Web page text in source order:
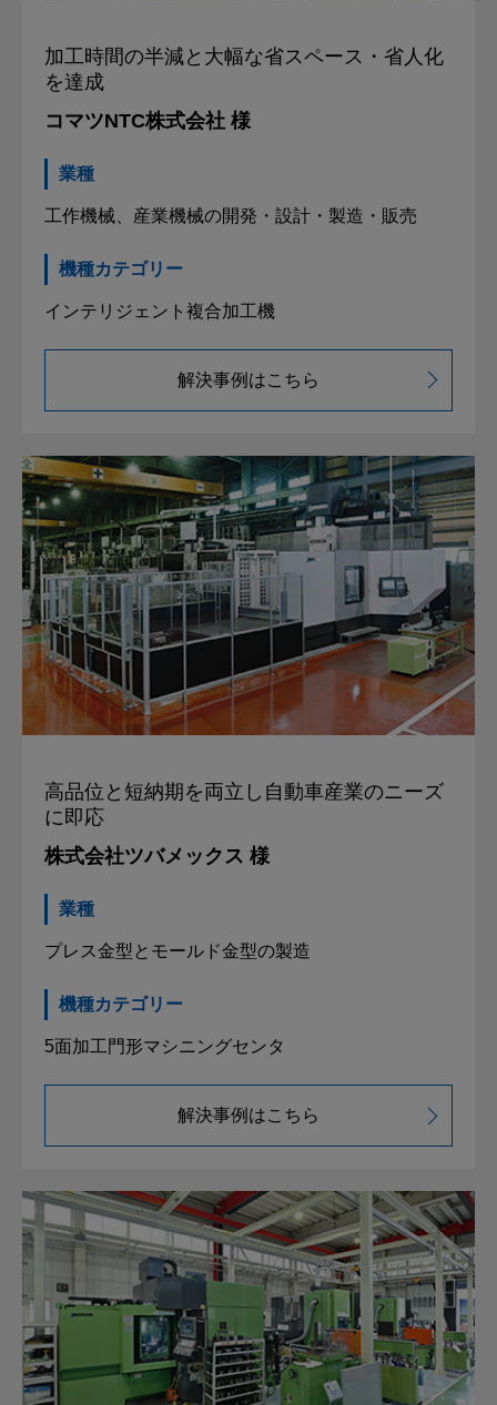
加工時間の半減と 大幅な省スペース・省人化
を達成
コマツNTC株式会社 様
業種
工作機械、産業機械の開発・設計・製造・販売
機種カテゴリー
インテリジェント複合加工機
解決事例はこちら
高品位と短納期を両立し 自動車産業のニーズ
に即応
株式会社ツバメックス 様
業種
プレス金型とモールド金型の製造
機種カテゴリー
5面加工門形マシニングセンタ
解決事例はこちら